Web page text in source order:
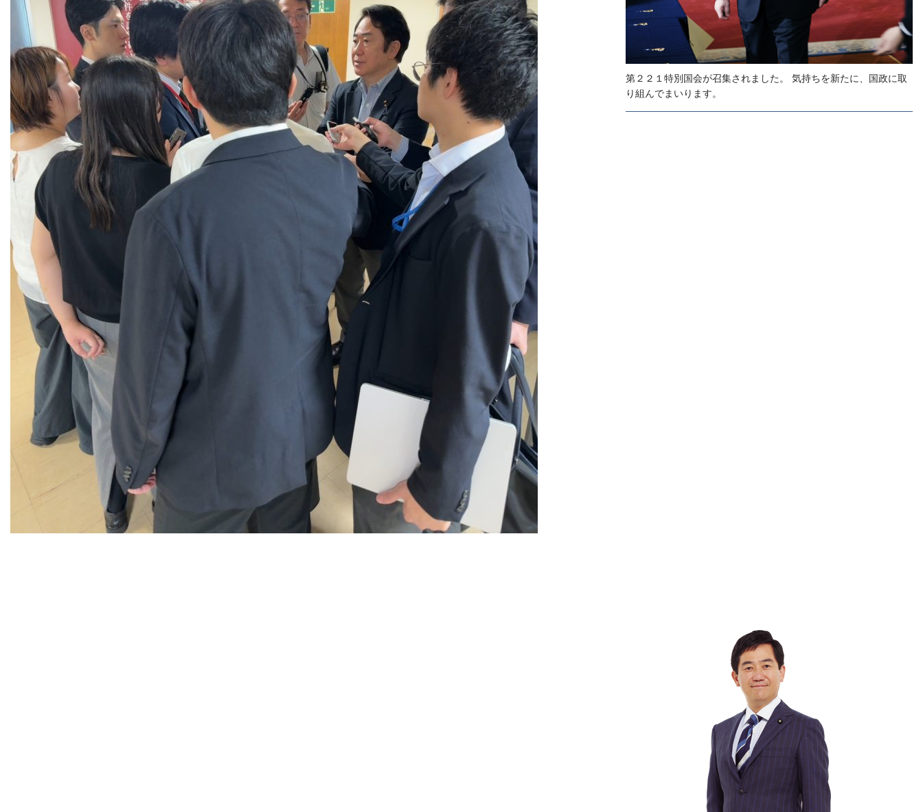
第２２１特別国会が召集されました。 気持ちを新たに、国政に取
り組んでまいります。